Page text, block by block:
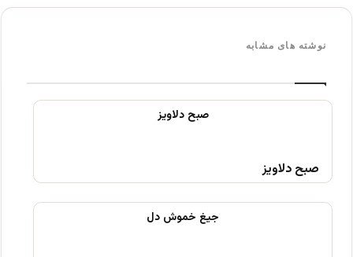
نوشته های مشابه
صبح دلاویز